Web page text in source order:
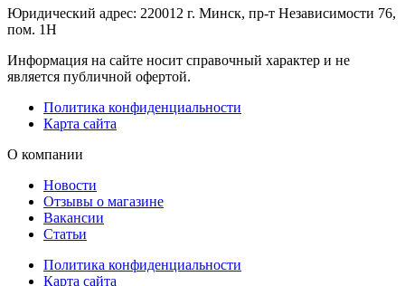
Юридический адрес: 220012 г. Минск, пр-т Независимости 76,
пом. 1Н
Информация на сайте носит справочный характер и не
является публичной офертой.
Политика конфиденциальности
Карта сайта
О компании
Новости
Отзывы о магазине
Вакансии
Статьи
Политика конфиденциальности
Карта сайта